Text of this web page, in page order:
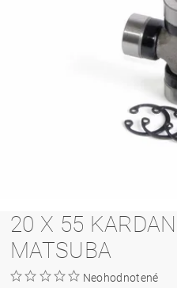
20 X 55
MATSUBA
Neohodnotené